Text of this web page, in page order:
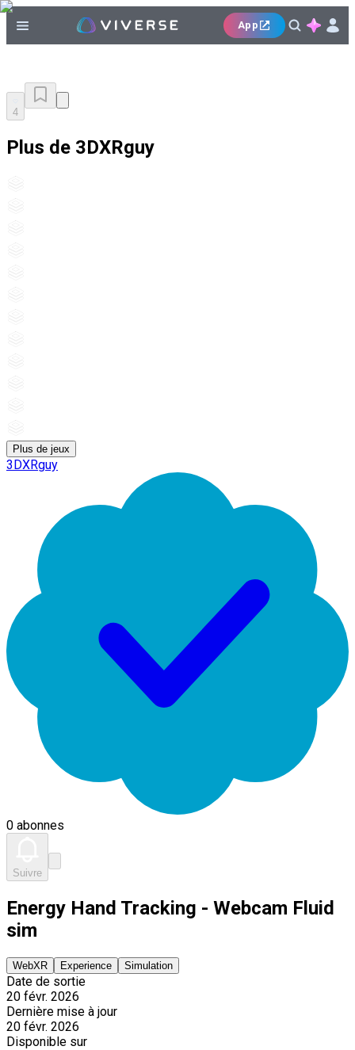
App
4
Plus de 3DXRguy
Plus de jeux
3DXRguy
0 abonnes
Suivre
Energy Hand Tracking - Webcam Fluid
sim
WebXR Experience Simulation
Date de sortie
20 févr. 2026
Dernière mise à jour
20 févr. 2026
Disponible sur